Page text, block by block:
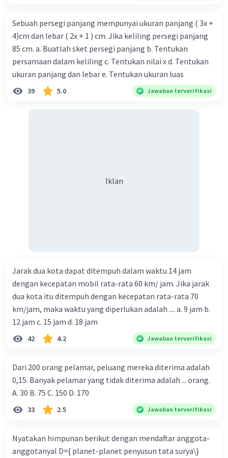
Sebuah persegi panjang mempunyai ukuran panjang ( 3x +
4)cm dan lebar ( 2x + 1 ) cm. Jika keliling persegi panjang
85 cm. a. Buatlah sket persegi panjang b. Tentukan
persamaan dalam keliling c. Tentukan nilai x d. Tentukan
ukuran panjang dan lebar e. Tentukan ukuran luas
39 5.0 Jawaban terverifikasi
Iklan
Jarak dua kota dapat ditempuh dalam waktu 14 jam
dengan kecepatan mobil rata-rata 60 km/ jam. Jika jarak
dua kota itu ditempuh dengan kecepatan rata-rata 70
km/jam, maka waktu yang diperlukan adalah .... a. 9 jam b.
12 jam c. 15 jam d. 18 jam
42 4.2 Jawaban terverifikasi
Dari 200 orang pelamar, peluang mereka diterima adalah
0,15. Banyak pelamar yang tidak diterima adalah ... orang.
A. 30 B. 75 C. 150 D. 170
33 2.5 Jawaban terverifikasi
Nyatakan himpunan berikut dengan mendaftar anggota-
anggotanyal D={ planet-planet penyusun tata surya\}